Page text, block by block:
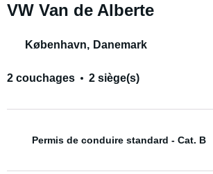
VW Van de Alberte
København, Danemark
2 couchages 2 siège(s)
Permis de conduire standard - Cat. B